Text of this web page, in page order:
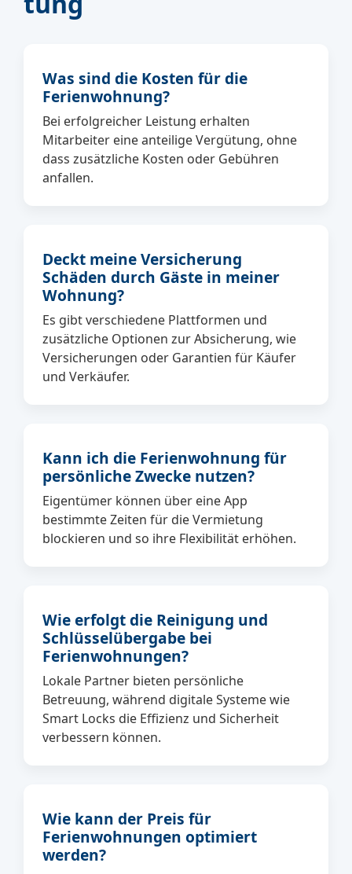
Was sind die Kosten für die
Ferienwohnung?
Bei erfolgreicher Leistung erhalten
Mitarbeiter eine anteilige Vergütung, ohne
dass zusätzliche Kosten oder Gebühren
anfallen.
Deckt meine Versicherung
Schäden durch Gäste in meiner
Wohnung?
Es gibt verschiedene Plattformen und
zusätzliche Optionen zur Absicherung, wie
Versicherungen oder Garantien für Käufer
und Verkäufer.
Kann ich die Ferienwohnung für
persönliche Zwecke nutzen?
Eigentümer können über eine App
bestimmte Zeiten für die Vermietung
blockieren und so ihre Flexibilität erhöhen.
Wie erfolgt die Reinigung und
Schlüsselübergabe bei
Ferienwohnungen?
Lokale Partner bieten persönliche
Betreuung, während digitale Systeme wie
Smart Locks die Effizienz und Sicherheit
verbessern können.
Wie kann der Preis für
Ferienwohnungen optimiert
werden?